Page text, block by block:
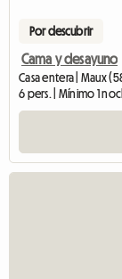
Por descubrir
Cama y desayuno
Casa entera | Maux
6 pers. | Mínimo 1